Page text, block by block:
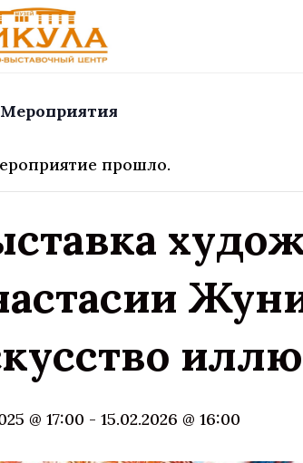
Мероприятия
прошло.
@ 17:00 - 15.02.2026 @ 16:00